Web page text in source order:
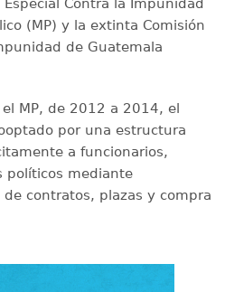
Contra la Impunidad
(MP) y la extinta Comisión
de Guatemala
MP, de 2012 a 2014, el
por una estructura
a funcionarios,
políticos mediante
contratos, plazas y compra